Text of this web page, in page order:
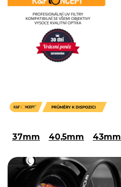
37mm 40,5mm 43mm